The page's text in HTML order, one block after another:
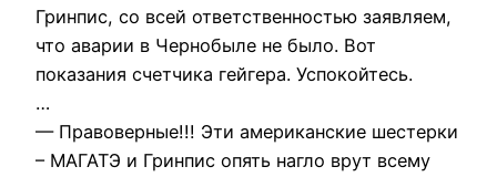
Гринпис, со всей ответственностью заявляем,
что аварии в Чернобыле не было. Вот
показания счетчика гейгера. Успокойтесь.
…
— Правоверные!!! Эти американские шестерки
– МАГАТЭ и Гринпис опять нагло врут всему